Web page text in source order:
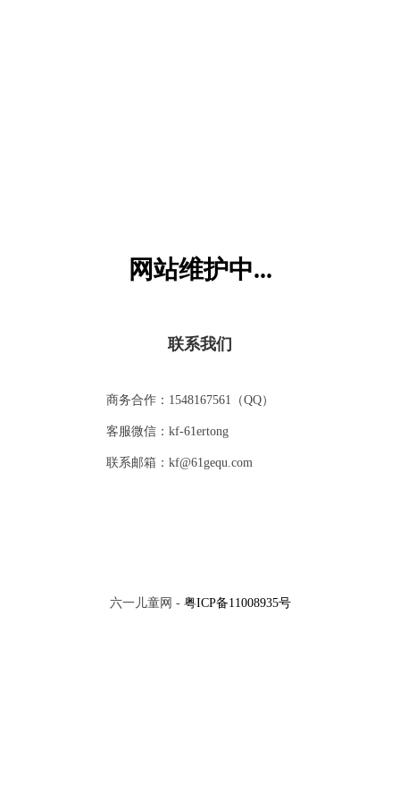
网站维护中...
联系我们
商务合作：1548167561（QQ）
客服微信：kf-61ertong
联系邮箱：kf@61gequ.com
六一儿童网 - 粤ICP备11008935号